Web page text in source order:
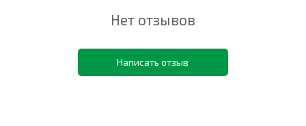
Нет отзывов
Написать отзыв